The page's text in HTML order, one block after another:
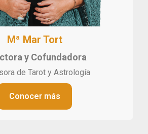
Mª Mar Tort
y Cofundadora
de Tarot y Astrología
Conocer más